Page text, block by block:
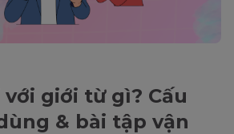
giới từ gì? Cấu
& bài tập vận